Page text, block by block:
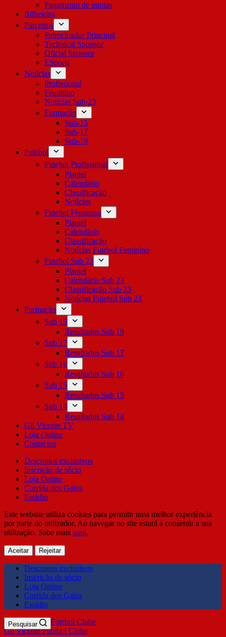
Pagamento de quotas
Bilheteira
Parceiros
Patrocinador Principal
Technical Sponsor
Oficial Sponsor
ESports
Notícias
Profissional
Feminino
Notícias Sub-23
Formação
Sub-15
Sub-17
Sub-19
Futebol
Futebol Profissional
Plantel
Calendário
Classificação
Notícias
Futebol Feminino
Plantel
Calendário
Classificação
Notícias Futebol Feminino
Futebol Sub 23
Plantel
Calendário Sub 23
Classificação Sub 23
Notícias Futebol Sub 23
Formação
Sub 19
Resultados Sub 19
Sub 17
Resultados Sub 17
Sub 16
Resultados Sub 16
Sub 15
Resultados Sub 15
Sub 14
Resultados Sub 14
Gil Vicente TV
Loja Online
Contactos
Descontos exclusivos
Inscrição de sócio
Loja Online
Corrida dos Galos
Estádio
Este website utiliza cookies para permitir uma melhor experiência
por parte do utilizador. Ao navegar no site estará a consentir a sua
utilização. Sabe mais aqui.
Aceitar Rejeitar
Descontos exclusivos
Inscrição de sócio
Loja Online
Corrida dos Galos
Estádio
Gil Vicente Futebol Clube
Pesquisar